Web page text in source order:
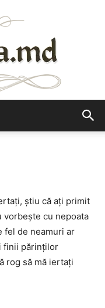
ştiu că aţi primit
vorbeşte cu nepoata
fel de neamuri ar
finii părinţilor
rog să mă iertaţi